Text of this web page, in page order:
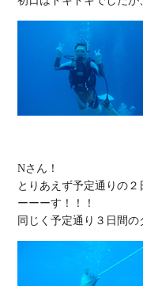
Nさん！
とりあえず予定通りの
ーーーす！！！